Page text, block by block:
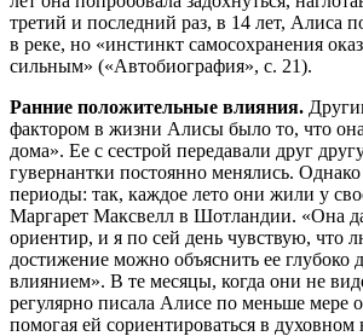
третий и последний раз, в 14 лет, Алиса
в реке, но «инстинкт самосохранения
сильным» («Автобиография», с. 21).
Ранние положительные влияния.
фактором в жизни Алисы было то, что
дома». Ее с сестрой передавали друг
гувернантки постоянно менялись.
периоды: так, каждое лето они жили у
Маргарет Максвелл в Шотландии. «Она
ориентир, и я по сей день чувствую, что
достижение можно объяснить ее глубоко
влиянием». В те месяцы, когда они не
регулярно писала Алисе по меньше мере
помогая ей сориентироваться в духовном